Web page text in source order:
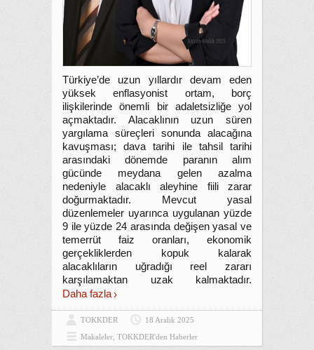
Türkiye’de uzun yıllardır devam eden
yüksek enflasyonist ortam, borç
ilişkilerinde önemli bir adaletsizliğe yol
açmaktadır. Alacaklının uzun süren
yargılama süreçleri sonunda alacağına
kavuşması; dava tarihi ile tahsil tarihi
arasındaki dönemde paranın alım
gücünde meydana gelen azalma
nedeniyle alacaklı aleyhine fiili zarar
doğurmaktadır. Mevcut yasal
düzenlemeler uyarınca uygulanan yüzde
9 ile yüzde 24 arasında değişen yasal ve
temerrüt faiz oranları, ekonomik
gerçekliklerden kopuk kalarak
alacaklıların uğradığı reel zararı
karşılamaktan uzak kalmaktadır.
Daha fazla
TOKKDER
18 Aralık 2025
Makaleler TOKKDER'den Haberler